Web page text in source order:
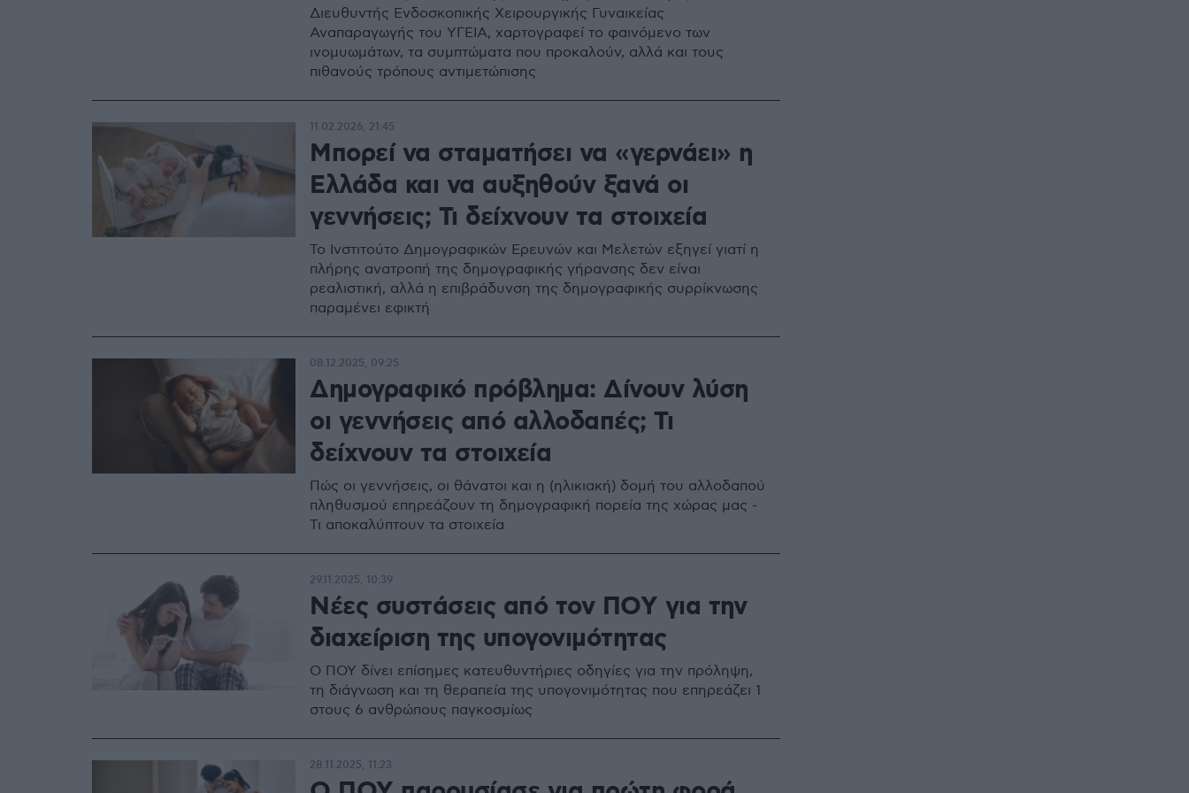
Διευθυντής Ενδοσκοπικής Χειρουργικής Γυναικείας
Αναπαραγωγής του ΥΓΕΙΑ, χαρτογραφεί το φαινόμενο των
ινομυωμάτων, τα συμπτώματα που προκαλούν, αλλά και τους
πιθανούς τρόπους αντιμετώπισης
Μπορεί να σταματήσει να «γερνάει» η
Ελλάδα και να αυξηθούν ξανά οι
γεννήσεις; Τι δείχνουν τα στοιχεία
Το Ινστιτούτο Δημογραφικών Ερευνών και Μελετών εξηγεί γιατί η
πλήρης ανατροπή της δημογραφικής γήρανσης δεν είναι
ρεαλιστική, αλλά η επιβράδυνση της δημογραφικής συρρίκνωσης
παραμένει εφικτή
11.02.2026, 21:45
Δημογραφικό πρόβλημα: Δίνουν λύση
οι γεννήσεις από αλλοδαπές; Τι
δείχνουν τα στοιχεία
Πώς οι γεννήσεις, οι θάνατοι και η (ηλικιακή) δομή του αλλοδαπού
πληθυσμού επηρεάζουν τη δημογραφική πορεία της χώρας μας -
Τι αποκαλύπτουν τα στοιχεία
08.12.2025, 09:25
Νέες συστάσεις από τον ΠΟΥ για την
διαχείριση της υπογονιμότητας
Ο ΠΟΥ δίνει επίσημες κατευθυντήριες οδηγίες για την πρόληψη,
τη διάγνωση και τη θεραπεία της υπογονιμότητας που επηρεάζει 1
στους 6 ανθρώπους παγκοσμίως
29.11.2025, 10:39
28.11.2025, 11:23